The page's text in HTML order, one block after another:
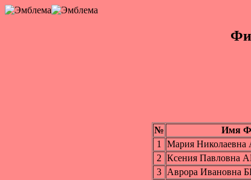
№ Имя
1 Мария
2 Ксения
3 Аврора Ивановна